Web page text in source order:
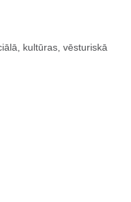
kultūras, vēsturiskā